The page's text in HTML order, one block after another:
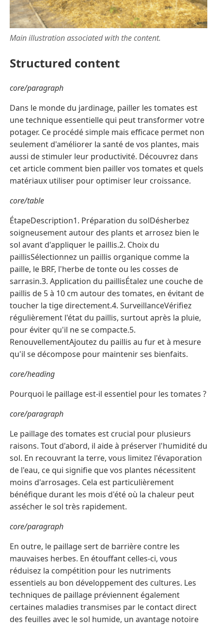
Main illustration associated with the content.
Structured content
core/paragraph
Dans le monde du jardinage, pailler les tomates est
une technique essentielle qui peut transformer votre
potager. Ce procédé simple mais efficace permet non
seulement d'améliorer la santé de vos plantes, mais
aussi de stimuler leur productivité. Découvrez dans
cet article comment bien pailler vos tomates et quels
matériaux utiliser pour optimiser leur croissance.
core/table
ÉtapeDescription1. Préparation du solDésherbez
soigneusement autour des plants et arrosez bien le
sol avant d'appliquer le paillis.2. Choix du
paillisSélectionnez un paillis organique comme la
paille, le BRF, l'herbe de tonte ou les cosses de
sarrasin.3. Application du paillisÉtalez une couche de
paillis de 5 à 10 cm autour des tomates, en évitant de
toucher la tige directement.4. SurveillanceVérifiez
régulièrement l'état du paillis, surtout après la pluie,
pour éviter qu'il ne se compacte.5.
RenouvellementAjoutez du paillis au fur et à mesure
qu'il se décompose pour maintenir ses bienfaits.
core/heading
Pourquoi le paillage est-il essentiel pour les tomates ?
core/paragraph
Le paillage des tomates est crucial pour plusieurs
raisons. Tout d'abord, il aide à préserver l'humidité du
sol. En recouvrant la terre, vous limitez l'évaporation
de l'eau, ce qui signifie que vos plantes nécessitent
moins d'arrosages. Cela est particulièrement
bénéfique durant les mois d'été où la chaleur peut
assécher le sol très rapidement.
core/paragraph
En outre, le paillage sert de barrière contre les
mauvaises herbes. En étouffant celles-ci, vous
réduisez la compétition pour les nutriments
essentiels au bon développement des cultures. Les
techniques de paillage préviennent également
certaines maladies transmises par le contact direct
des feuilles avec le sol humide, un avantage notoire